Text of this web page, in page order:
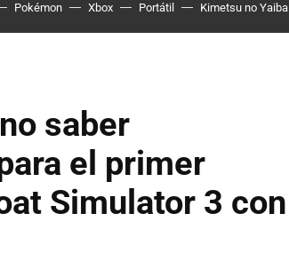
Pokémon Xbox Portátil Kimetsu no Yaiba
saber
el primer
Simulator 3 con